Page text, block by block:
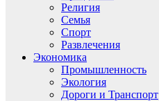
Религия
Семья
Спорт
Развлечения
Экономика
Промышленность
Экология
Дороги и Транспорт